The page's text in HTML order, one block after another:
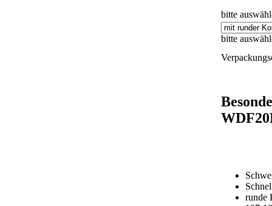
bitte
bitte
runde